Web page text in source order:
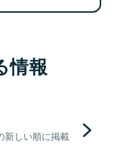
情報
新しい順に掲載